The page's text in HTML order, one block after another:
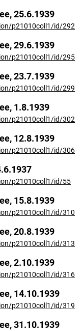
25.6.1939
p21010coll1/id/292
29.6.1939
p21010coll1/id/295
23.7.1939
p21010coll1/id/299
1.8.1939
p21010coll1/id/302
12.8.1939
p21010coll1/id/306
p21010coll1/id/55
15.8.1939
p21010coll1/id/310
20.8.1939
p21010coll1/id/313
2.10.1939
p21010coll1/id/316
14.10.1939
p21010coll1/id/319
31.10.1939